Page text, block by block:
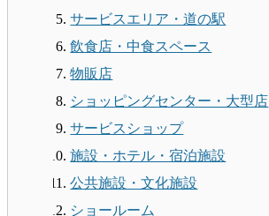
サービスエリア・道の駅
飲食店・中食スペース
物販店
ショッピングセンター・大型店
サービスショップ
施設・ホテル・宿泊施設
公共施設・文化施設
ショールーム